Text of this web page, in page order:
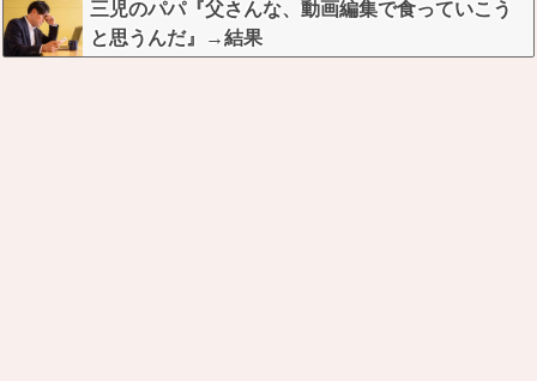
三児のパパ『父さんな、動画編集で食っていこう
と思うんだ』→結果